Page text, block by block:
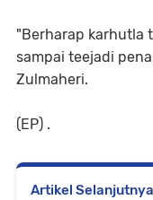
"Berharap karhutla
sampai teejadi
Zulmaheri.
(EP) .
Artikel Selanjutnya